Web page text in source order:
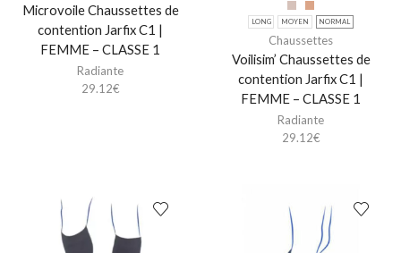
Microvoile Chaussettes de
contention Jarfix C1 |
FEMME – CLASSE 1
Radiante
29.12€
LONG MOYEN NORMAL
Chaussettes
Voilisim’ Chaussettes de
contention Jarfix C1 |
FEMME – CLASSE 1
Radiante
29.12€